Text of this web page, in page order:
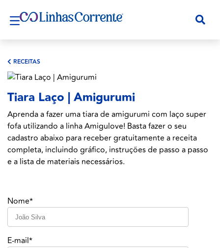
RECEITAS
Tiara Laço | Amigurumi
Aprenda a fazer uma tiara de amigurumi com laço super
fofa utilizando a linha Amigulove! Basta fazer o seu
cadastro abaixo para receber gratuitamente a receita
completa, incluindo gráfico, instruções de passo a passo
e a lista de materiais necessários.
Nome*
E-mail*